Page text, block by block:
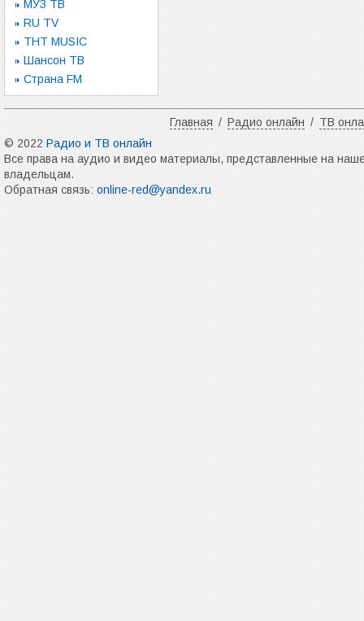
МУЗ ТВ
RU TV
ТНТ MUSIC
Шансон ТВ
Страна FM
Главная / Радио онлайн / ТВ
© 2022 Радио и ТВ онлайн
Все права на аудио и видео материалы, представленные на
владельцам.
Обратная связь: online-red@yandex.ru